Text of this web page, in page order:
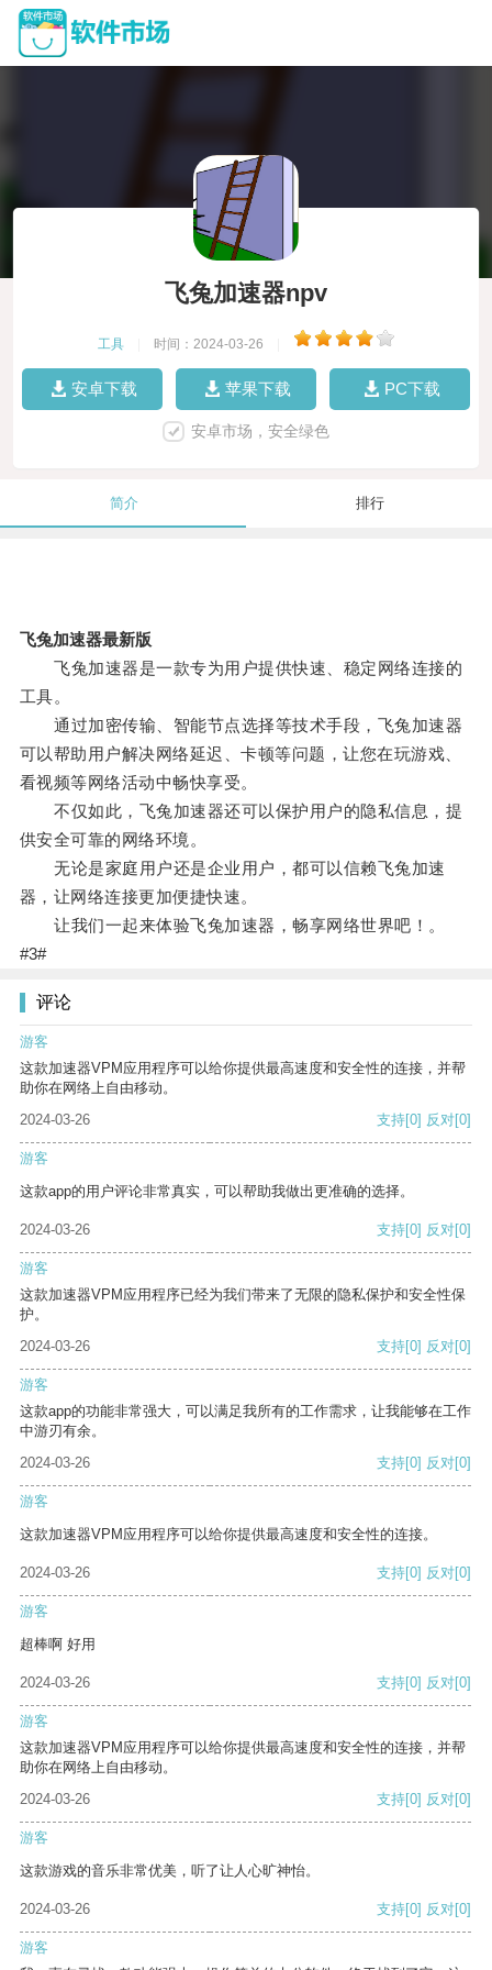
飞兔加速器npv
工具 时间：2024-03-26
安卓下载 苹果下载 PC下载
安卓市场，安全绿色
简介 排行
飞兔加速器最新版
飞兔加速器是一款专为用户提供快速、稳定网络连接的
工具。
通过加密传输、智能节点选择等技术手段，飞兔加速器
可以帮助用户解决网络延迟、卡顿等问题，让您在玩游戏、
看视频等网络活动中畅快享受。
不仅如此，飞兔加速器还可以保护用户的隐私信息，提
供安全可靠的网络环境。
无论是家庭用户还是企业用户，都可以信赖飞兔加速
器，让网络连接更加便捷快速。
让我们一起来体验飞兔加速器，畅享网络世界吧！。
#3#
评论
游客
这款加速器VPM应用程序可以给你提供最高速度和安全性的连接，并帮
助你在网络上自由移动。
2024-03-26
支持[0] 反对[0]
游客
这款app的用户评论非常真实，可以帮助我做出更准确的选择。
2024-03-26 支持[0] 反对[0]
游客
这款加速器VPM应用程序已经为我们带来了无限的隐私保护和安全性保
护。
2024-03-26
支持[0] 反对[0]
游客
这款app的功能非常强大，可以满足我所有的工作需求，让我能够在工作
中游刃有余。
2024-03-26
支持[0] 反对[0]
游客
这款加速器VPM应用程序可以给你提供最高速度和安全性的连接。
2024-03-26 支持[0] 反对[0]
游客
超棒啊 好用
2024-03-26 支持[0] 反对[0]
游客
这款加速器VPM应用程序可以给你提供最高速度和安全性的连接，并帮
助你在网络上自由移动。
2024-03-26
支持[0] 反对[0]
游客
这款游戏的音乐非常优美，听了让人心旷神怡。
2024-03-26 支持[0] 反对[0]
游客